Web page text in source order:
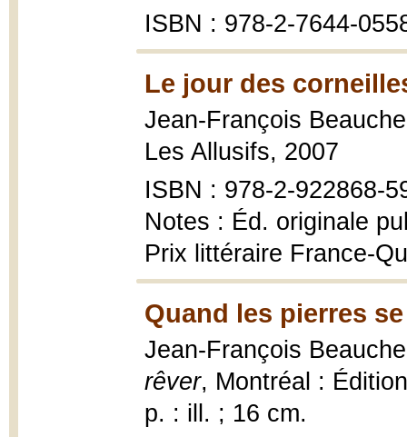
ISBN : 978-2-7644-
Le jour des
Jean-François
Les Allusifs, 2007
ISBN : 978-2-922868-
Notes : Éd. originale
Prix littéraire France-
Quand les pierres
Jean-François
rêver, Montréal :
p. : ill. ; 16 cm.